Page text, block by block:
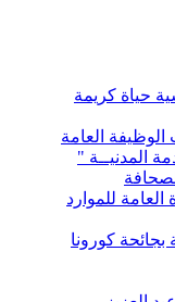
حياة كريمة
العامة
للموارد
كورونا